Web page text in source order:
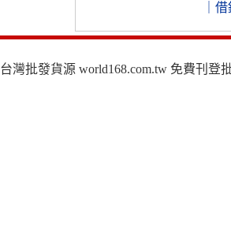
借
台灣批發貨源 world168.com.tw 免費刊登